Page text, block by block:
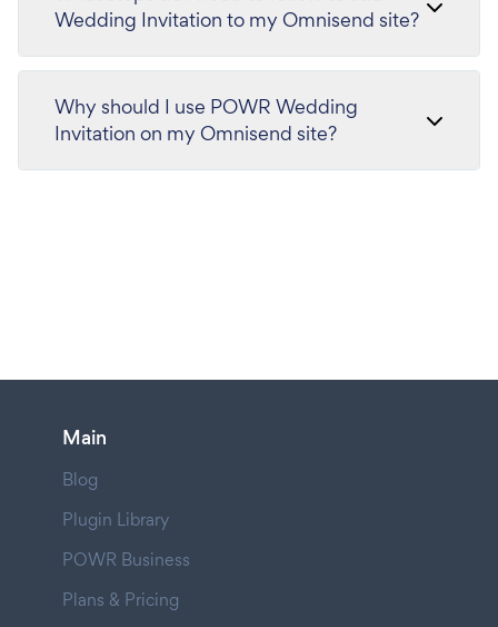
Wedding Invitation to my Omnisend site?
Why should I use POWR Wedding
Invitation on my Omnisend site?
Main
Blog
Plugin Library
POWR Business
Plans & Pricing